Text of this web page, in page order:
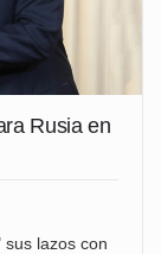
Rusia en
lazos con